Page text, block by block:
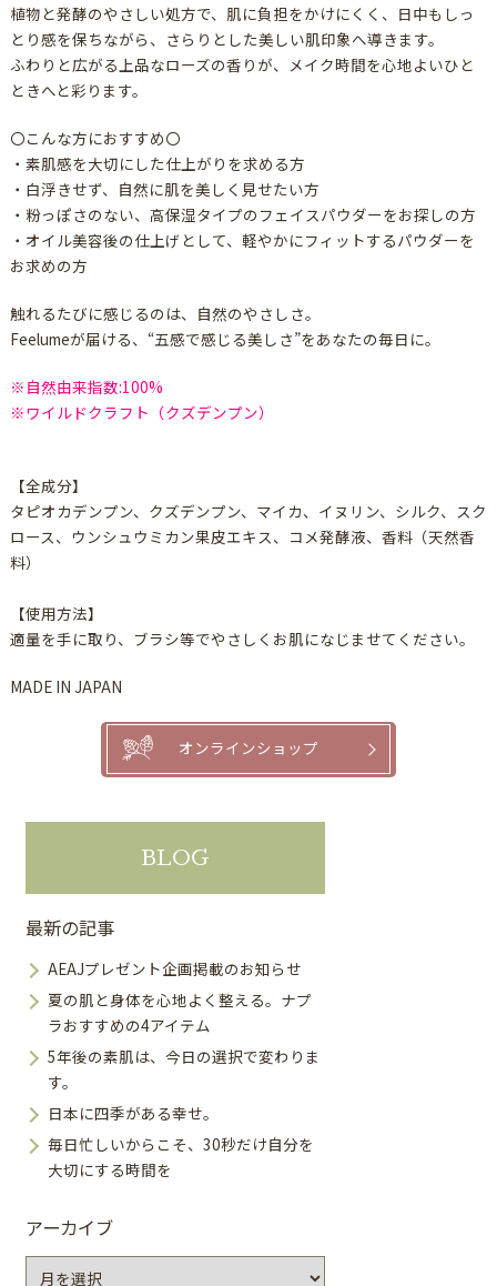
植物と発酵のやさしい処方で、肌に負担をかけにくく、日中もしっ
とり感を保ちながら、さらりとした美しい肌印象へ導きます。
ふわりと広がる上品なローズの香りが、メイク時間を心地よいひと
ときへと彩ります。
〇こんな方におすすめ〇
・素肌感を大切にした仕上がりを求める方
・白浮きせず、自然に肌を美しく見せたい方
・粉っぽさのない、高保湿タイプのフェイスパウダーをお探しの方
・オイル美容後の仕上げとして、軽やかにフィットするパウダーを
お求めの方
触れるたびに感じるのは、自然のやさしさ。
Feelumeが届ける、“五感で感じる美しさ”をあなたの毎日に。
※自然由来指数:100%
※ワイルドクラフト（クズデンプン）
【全成分】
タピオカデンプン、クズデンプン、マイカ、イヌリン、シルク、スク
ロース、ウンシュウミカン果皮エキス、コメ発酵液、香料（天然香
料）
【使用方法】
適量を手に取り、ブラシ等でやさしくお肌になじませてください。
MADE IN JAPAN
オンラインショップ
BLOG
最新の記事
AEAJプレゼント企画掲載のお知らせ
夏の肌と身体を心地よく整える。ナプ
ラおすすめの4アイテム
5年後の素肌は、今日の選択で変わりま
す。
日本に四季がある幸せ。
毎日忙しいからこそ、30秒だけ自分を
大切にする時間を
アーカイブ